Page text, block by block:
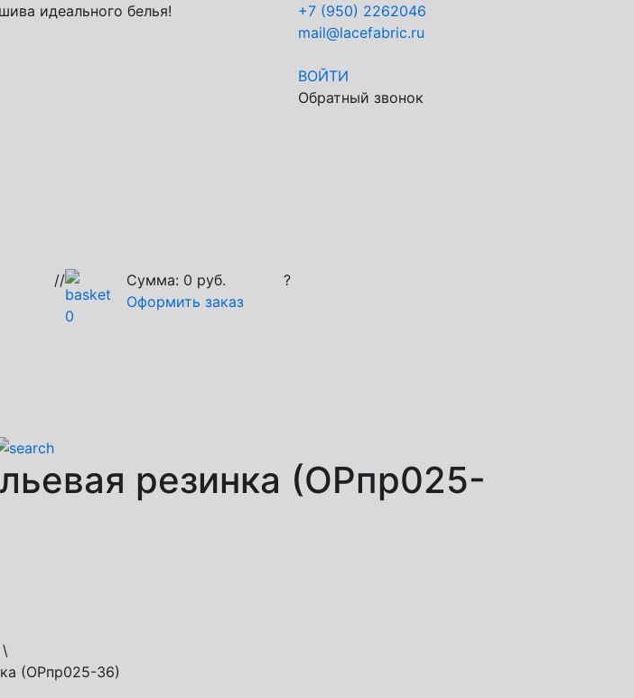
идеального белья!
+7 (950) 2262046
mail@lacefabric.ru
ВОЙТИ
Обратный звонок
//
0
Сумма: 0 руб.
Оформить заказ
?
резинка (ОРпр025-
\
(ОРпр025-36)